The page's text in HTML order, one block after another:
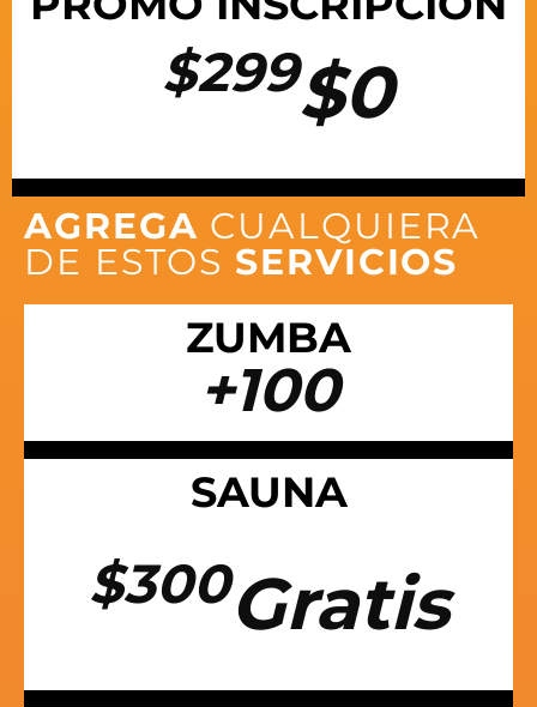
$299$0
AGREGA CUALQUIERA
DE ESTOS SERVICIOS
ZUMBA
+100
SAUNA
$300Gratis